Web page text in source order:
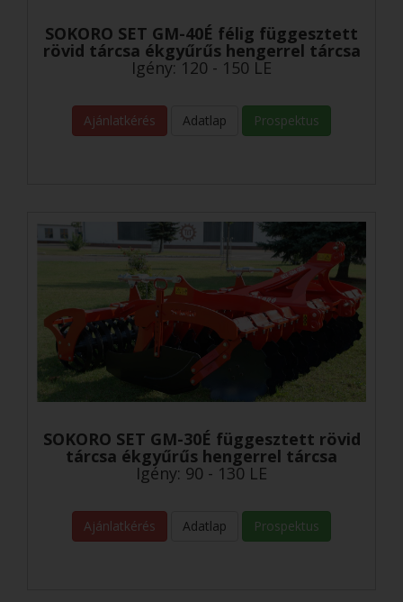
SOKORO SET GM-40É félig függesztett
rövid tárcsa ékgyűrűs hengerrel tárcsa
Igény: 120 - 150 LE
Ajánlatkérés Adatlap Prospektus
SOKORO SET GM-30É függesztett rövid
tárcsa ékgyűrűs hengerrel tárcsa
Igény: 90 - 130 LE
Ajánlatkérés Adatlap Prospektus